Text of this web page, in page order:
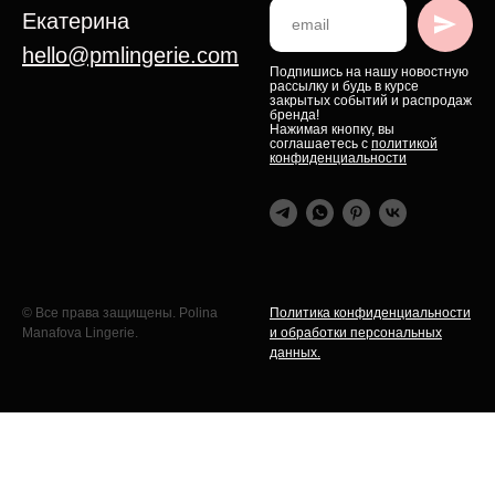
Екатерина
hello@pmlingerie.com
Подпишись на нашу новостную
рассылку и будь в курсе
закрытых событий и распродаж
бренда!
Нажимая кнопку, вы
соглашаетесь с политикой
конфиденциальности
© Все права защищены. Polina
Manafova Lingerie.
Политика конфиденциальности
и обработки персональных
данных.